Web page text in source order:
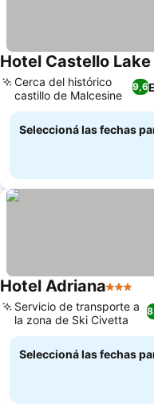
Hotel Castello Lake
9,6
Cerca del histórico
castillo de Malcesine
Seleccioná las fechas
Hotel Adriana3
Servicio de transporte a
la zona de Ski Civetta
Seleccioná las fechas